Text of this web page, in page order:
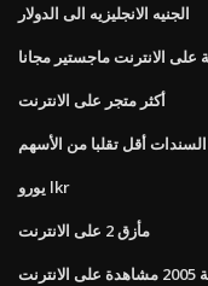
الجنيه الانجليزيه الى الدولار
على الانترنت ماجستير مجانا
أكثر متجر على الانترنت
السندات أقل تقلبا من الأسهم
يورو lkr
مأزق 2 على الانترنت